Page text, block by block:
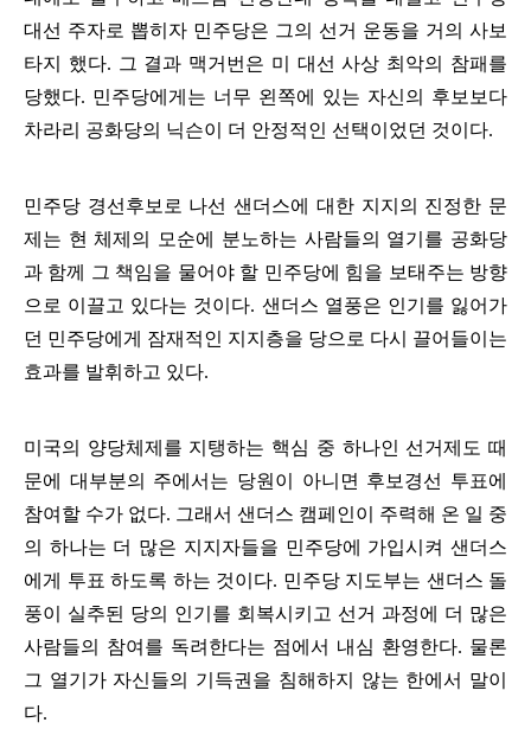
대선 주자로 뽑히자 민주당은 그의 선거 운동을 거의 사보
타지 했다. 그 결과 맥거번은 미 대선 사상 최악의 참패를
당했다. 민주당에게는 너무 왼쪽에 있는 자신의 후보보다
차라리 공화당의 닉슨이 더 안정적인 선택이었던 것이다.
민주당 경선후보로 나선 샌더스에 대한 지지의 진정한 문
제는 현 체제의 모순에 분노하는 사람들의 열기를 공화당
과 함께 그 책임을 물어야 할 민주당에 힘을 보태주는 방향
으로 이끌고 있다는 것이다. 샌더스 열풍은 인기를 잃어가
던 민주당에게 잠재적인 지지층을 당으로 다시 끌어들이는
효과를 발휘하고 있다.
미국의 양당체제를 지탱하는 핵심 중 하나인 선거제도 때
문에 대부분의 주에서는 당원이 아니면 후보경선 투표에
참여할 수가 없다. 그래서 샌더스 캠페인이 주력해 온 일 중
의 하나는 더 많은 지지자들을 민주당에 가입시켜 샌더스
에게 투표 하도록 하는 것이다. 민주당 지도부는 샌더스 돌
풍이 실추된 당의 인기를 회복시키고 선거 과정에 더 많은
사람들의 참여를 독려한다는 점에서 내심 환영한다. 물론
그 열기가 자신들의 기득권을 침해하지 않는 한에서 말이
다.